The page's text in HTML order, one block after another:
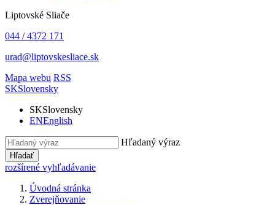
Liptovské Sliače
044 / 4372 171
urad@liptovskesliace.sk
Mapa webu RSS
SKSlovensky
SKSlovensky
ENEnglish
Hľadaný výraz
Hľadať
rozšírené vyhľadávanie
Úvodná stránka
Zverejňovanie